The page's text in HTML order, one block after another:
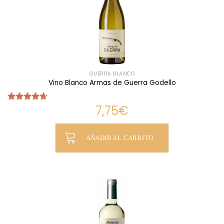
GUERRA BLANCO
Vino Blanco Armas de Guerra Godello
7,75€
AÑADIR AL CARRITO